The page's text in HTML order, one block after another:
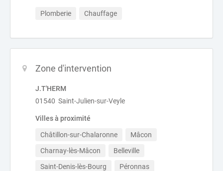
Plomberie Chauffage
Zone d'intervention
J.T'HERM
01540 Saint-Julien-sur-Veyle
Villes à proximité
Châtillon-sur-Chalaronne
Mâcon
Charnay-lès-Mâcon
Belleville
Saint-Denis-lès-Bourg
Péronnas